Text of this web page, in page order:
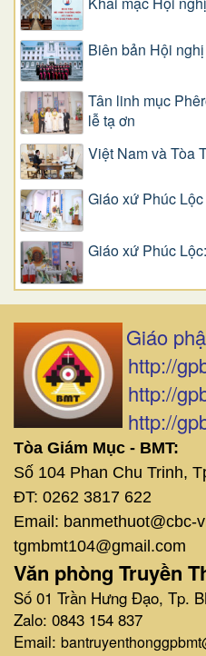
Biên bản Hội
Tân linh mục
lễ tạ ơn
Việt Nam và Tòa
Giáo xứ Phúc
Giáo xứ Phúc
Giáo
http://
http://
http://
Tòa Giám Mục - BMT:
Số 104 Phan Chu Trinh,
ĐT: 0262 3817 622
Email: banmethuot@cbc-
tgmbmt104@gmail.com
Văn phòng Truyền
Số 01 Trần Hưng Đạo, Tp.
Zalo: 0843 154 837
Email: